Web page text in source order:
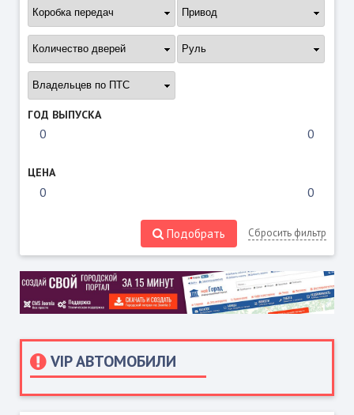
VIP АВТОМОБИЛИ
ГОД ВЫПУСКА
ЦЕНА
Подобрать Сбросить фильтр